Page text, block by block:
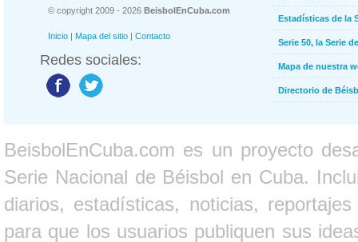
© copyright 2009 - 2026 BeisbolEnCuba.com
Inicio | Mapa del sitio | Contacto
Redes sociales:
Estadísticas de la
Serie 50, la Serie
Mapa de nuestra
Directorio de
BeisbolEnCuba.com es un proyecto
Serie Nacional de Béisbol en Cuba.
diarios, estadísticas, noticias,
para que los usuarios publiquen sus